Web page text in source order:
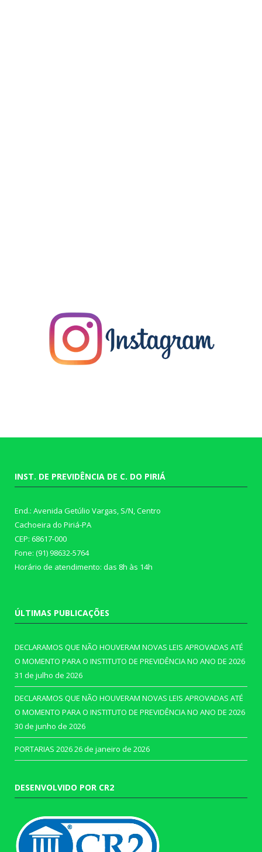
INST. DE PREVIDÊNCIA DE C. DO PIRIÁ
End.: Avenida Getúlio Vargas, S/N, Centro
Cachoeira do Piriá-PA
CEP: 68617-000
Fone: (91) 98632-5764
Horário de atendimento: das 8h às 14h
ÚLTIMAS PUBLICAÇÕES
DECLARAMOS QUE NÃO HOUVERAM NOVAS LEIS APROVADAS ATÉ
O MOMENTO PARA O INSTITUTO DE PREVIDÊNCIA NO ANO DE 2026
31 de julho de 2026
DECLARAMOS QUE NÃO HOUVERAM NOVAS LEIS APROVADAS ATÉ
O MOMENTO PARA O INSTITUTO DE PREVIDÊNCIA NO ANO DE 2026
30 de junho de 2026
PORTARIAS 202626 de janeiro de 2026
DESENVOLVIDO POR CR2